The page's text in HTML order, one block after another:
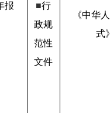
报
■行
政规
范性
文件
《中华
式